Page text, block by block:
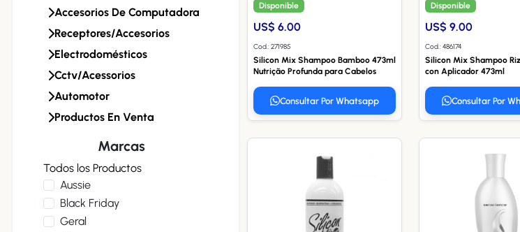
Accesorios De Computadora
Receptores/accesorios
Electrodomésticos
Cctv/acessorios
Automotor
Productos En Venta
Marcas
Todos los Productos
Aussie
Black Friday
Geral
Disponible
US$ 6.00
Cod.: 271985
Silicon Mix Shampoo Bamboo 473ml
Nutrição Profunda para Cabelos
Consultar Por Whatsapp
Disponible
US$ 9.00
Cod.: 486174
Silicon Mix Shampoo
con Aplicador 473ml
Consultar Por